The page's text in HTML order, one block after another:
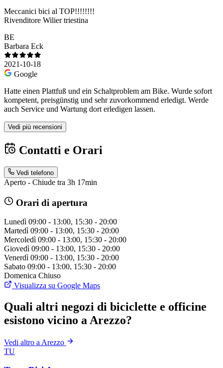
Meccanici bici al TOP!!!!!!!!
Rivenditore Wilier triestina
BE
Barbara Eck
2021-10-18
Google
Hatte einen Plattfuß und ein Schaltproblem am Bike. Wurde sofort
kompetent, preisgünstig und sehr zuvorkommend erledigt. Werde
auch Service und Wartung dort erledigen lassen.
Vedi più recensioni
Contatti e Orari
Vedi telefono
Aperto - Chiude tra 3h 17min
Orari di apertura
Lunedì 09:00 - 13:00, 15:30 - 20:00
Martedì 09:00 - 13:00, 15:30 - 20:00
Mercoledì 09:00 - 13:00, 15:30 - 20:00
Giovedì 09:00 - 13:00, 15:30 - 20:00
Venerdì 09:00 - 13:00, 15:30 - 20:00
Sabato 09:00 - 13:00, 15:30 - 20:00
Domenica Chiuso
Visualizza su Google Maps
Quali altri negozi di biciclette e officine
esistono vicino a Arezzo?
Vedi altro a Arezzo
TU